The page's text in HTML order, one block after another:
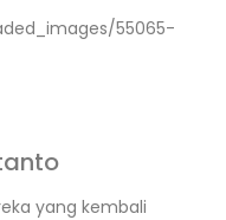
55065-
yang kembali